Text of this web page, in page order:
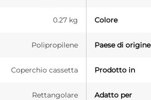
0.27 kg Colore
Polipropilene Paese di origine
Coperchio cassetta Prodotto in
Rettangolare Adatto per